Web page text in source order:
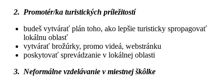
2. Promotér/ka turistických príležitostí
budeš vytvárať plán toho, ako lepšie turisticky spropagovať
lokálnu oblasť
vytvárať brožúrky, promo videá, webstránku
poskytovať sprevádzanie v lokálnej oblasti
3. Neformálne vzdelávanie v miestnej škôlke